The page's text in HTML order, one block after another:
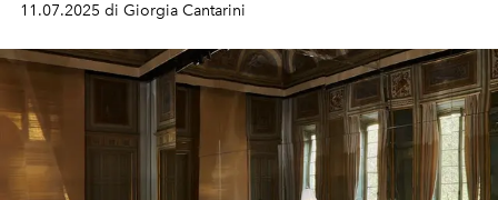
11.07.2025 di Giorgia Cantarini